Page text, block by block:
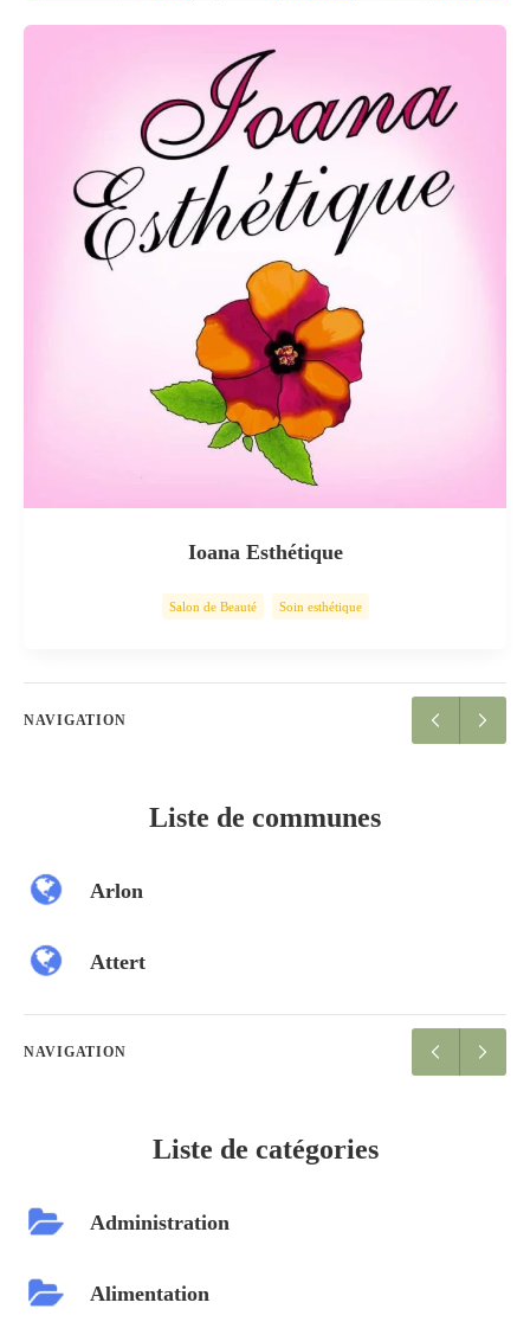
Ioana Esthétique
Salon de Beauté Soin esthétique
NAVIGATION
Liste de communes
Arlon
Attert
NAVIGATION
Liste de catégories
Administration
Alimentation